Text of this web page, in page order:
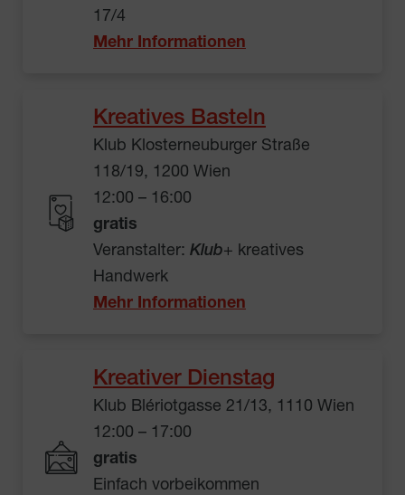
17/4
Mehr Informationen
Kreatives Basteln
Klub Klosterneuburger Straße
118/19, 1200 Wien
12:00 – 16:00
gratis
Veranstalter: Klub+ kreatives
Handwerk
Mehr Informationen
Kreativer Dienstag
Klub Blériotgasse 21/13, 1110 Wien
12:00 – 17:00
gratis
Einfach vorbeikommen